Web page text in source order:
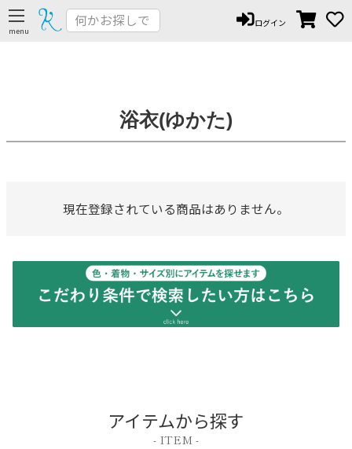
ログイン
浴衣(ゆかた)
現在登録されている商品はありません。
■草履のサイズから探す
検索
アイテムから探す
- ITEM -